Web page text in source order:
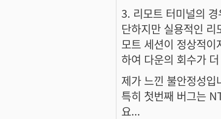
3. 리모트 터미널의
단하지만 실용적인
모트 세션이 정상적
하여 다운의 회수가
제가 느낀 불안정성입
특히 첫번째 버그는
요...